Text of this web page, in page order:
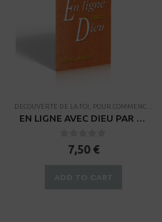
DECOUVERTE DE LA FOI POUR COMMENCER
EN LIGNE AVEC DIEU PAR LA PRIÈRE
sur 5
7,50 €